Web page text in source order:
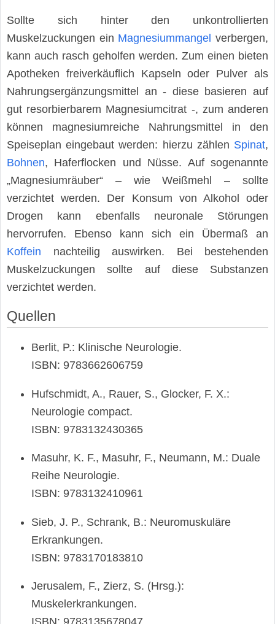
Sollte sich hinter den unkontrollierten
Muskelzuckungen ein Magnesiummangel verbergen,
kann auch rasch geholfen werden. Zum einen bieten
Apotheken freiverkäuflich Kapseln oder Pulver als
Nahrungsergänzungsmittel an - diese basieren auf
gut resorbierbarem Magnesiumcitrat -, zum anderen
können magnesiumreiche Nahrungsmittel in den
Speiseplan eingebaut werden: hierzu zählen Spinat,
Bohnen, Haferflocken und Nüsse. Auf sogenannte
„Magnesiumräuber“ – wie Weißmehl – sollte
verzichtet werden. Der Konsum von Alkohol oder
Drogen kann ebenfalls neuronale Störungen
hervorrufen. Ebenso kann sich ein Übermaß an
Koffein nachteilig auswirken. Bei bestehenden
Muskelzuckungen sollte auf diese Substanzen
verzichtet werden.
Quellen
Berlit, P.: Klinische Neurologie.
ISBN: 9783662606759
Hufschmidt, A., Rauer, S., Glocker, F. X.:
Neurologie compact.
ISBN: 9783132430365
Masuhr, K. F., Masuhr, F., Neumann, M.: Duale
Reihe Neurologie.
ISBN: 9783132410961
Sieb, J. P., Schrank, B.: Neuromuskuläre
Erkrankungen.
ISBN: 9783170183810
Jerusalem, F., Zierz, S. (Hrsg.):
Muskelerkrankungen.